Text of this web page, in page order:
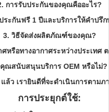
การรับประกันของคุณคืออะไร?
ะกันฟรี 1 ปีและบริการให้คำปรึ
3. วิธีจัดส่งผลิตภัณฑ์ของคุณ?
หรือทางอากาศระหว่างประเทศ
ณสนับสนุนบริการ OEM หรือไม่?
แล้ว เรายินดีที่จะดำเนินการตามภ
การประยุกต์ใช้: